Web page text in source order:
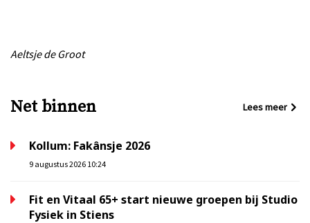
Aeltsje de Groot
Net binnen Lees meer
Kollum: Fakânsje 2026
9 augustus 2026 10:24
Fit en Vitaal 65+ start nieuwe groepen bij Studio
Fysiek in Stiens